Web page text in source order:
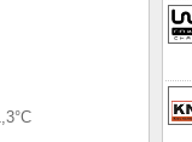
°C